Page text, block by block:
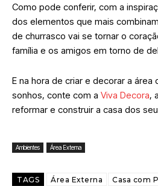
Como pode conferir, com a
dos elementos que mais
de churrasco vai se tornar o
família e os amigos em torno de
E na hora de criar e decorar a
sonhos, conte com a Viva Decora,
reformar e construir a casa dos
Ambientes Área Externa
TAGS Área Externa Casa com